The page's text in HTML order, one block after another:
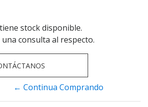
stock disponible.
consulta al respecto.
← Continua Comprando